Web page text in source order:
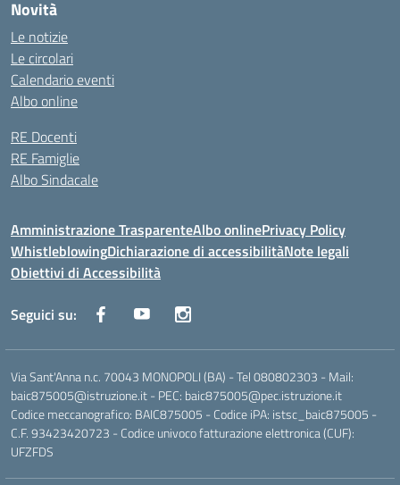
Novità
Le notizie
Le circolari
Calendario eventi
Albo online
RE Docenti
RE Famiglie
Albo Sindacale
Amministrazione TrasparenteAlbo onlinePrivacy Policy
WhistleblowingDichiarazione di accessibilitàNote legali
Obiettivi di Accessibilità
Seguici su:
Via Sant'Anna n.c. 70043 MONOPOLI (BA) - Tel 080802303 - Mail:
baic875005@istruzione.it - PEC: baic875005@pec.istruzione.it
Codice meccanografico: BAIC875005 - Codice iPA: istsc_baic875005 -
C.F. 93423420723 - Codice univoco fatturazione elettronica (CUF):
UFZFDS